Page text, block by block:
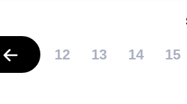
12 13 14 15